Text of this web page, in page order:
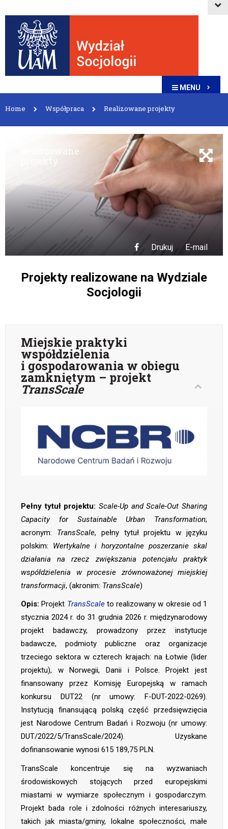
MENU
Home Współpraca Realizowane projekty
Realizowane
projekty
Drukuj E-mail
Projekty realizowane na Wydziale
Socjologii
Miejskie praktyki
współdzielenia
i gospodarowania w obiegu
zamkniętym – projekt
TransScale
Pełny tytuł projektu: Scale-Up and Scale-Out Sharing
Capacity for Sustainable Urban Transformation;
acronym: TransScale, pełny tytuł projektu w języku
polskim: Wertykalne i horyzontalne poszerzanie skal
działania na rzecz zwiększania potencjału praktyk
współdzielenia w procesie zrównoważonej miejskiej
transformacji, (akronim: TransScale)
Opis: Projekt TransScale to realizowany w okresie od 1
stycznia 2024 r. do 31 grudnia 2026 r. międzynarodowy
projekt badawczy, prowadzony przez instytucje
badawcze, podmioty publiczne oraz organizacje
trzeciego sektora w czterech krajach: na Łotwie (lider
projektu), w Norwegii, Danii i Polsce. Projekt jest
finansowany przez Komisję Europejską w ramach
konkursu DUT22 (nr umowy: F-DUT-2022-0269).
Instytucją finansującą polską część przedsięwzięcia
jest Narodowe Centrum Badań i Rozwoju (nr umowy:
DUT/2022/5/TransScale/2024). Uzyskane
dofinansowanie wynosi 615 189,75 PLN.
TransScale koncentruje się na wyzwaniach
środowiskowych stojących przed europejskimi
miastami w wymiarze społecznym i gospodarczym.
Projekt bada role i zdolności różnych interesariuszy,
takich jak miasta/gminy, lokalne społeczności, małe